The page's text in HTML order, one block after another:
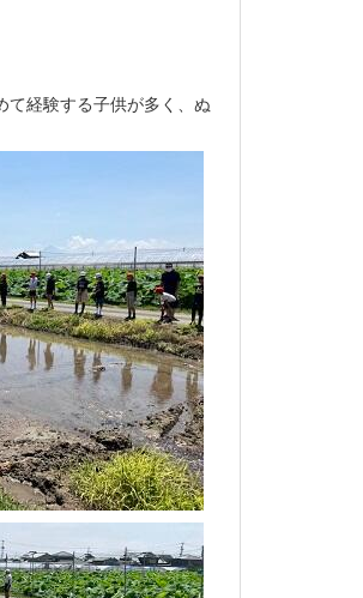
経験する子供が多く、ぬ